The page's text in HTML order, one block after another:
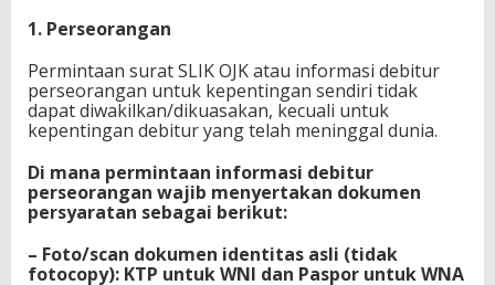
1. Perseorangan
Permintaan surat SLIK OJK atau informasi debitur
perseorangan untuk kepentingan sendiri tidak
dapat diwakilkan/dikuasakan, kecuali untuk
kepentingan debitur yang telah meninggal dunia.
Di mana permintaan informasi debitur
perseorangan wajib menyertakan dokumen
persyaratan sebagai berikut:
– Foto/scan dokumen identitas asli (tidak
fotocopy): KTP untuk WNI dan Paspor untuk WNA